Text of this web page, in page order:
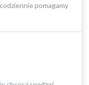
pomagamy